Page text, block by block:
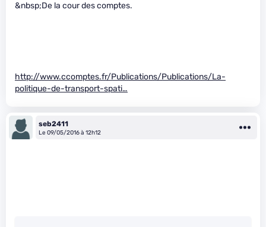
&nbsp;De la cour des comptes.
http://www.ccomptes.fr/Publications/Publications/La-
politique-de-transport-spati…
seb2411
Le 09/05/2016 à 12h12